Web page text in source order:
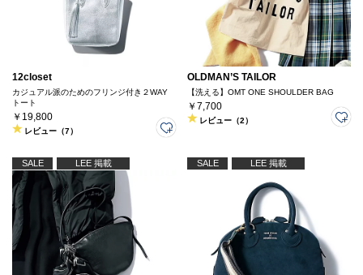
12closet
カジュアル派のためのフリンジ付き２WAY
トート
￥19,800
レビュー（7）
OLDMAN’S TAILOR
【洗える】OMT ONE SHOULDER BAG
￥7,700
レビュー（2）
SALE LEE 掲載 SALE LEE 掲載